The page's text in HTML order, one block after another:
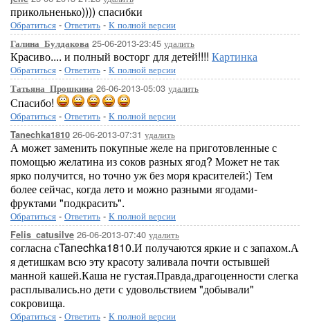
прикольненько)))) спасибки
Обратиться - Ответить - К полной версии
Галина_Булдакова 25-06-2013-23:45 удалить
Красиво.... и полный восторг для детей!!!! Картинка
Обратиться - Ответить - К полной версии
Татьяна_Прошкина 26-06-2013-05:03 удалить
Спасибо!
Обратиться - Ответить - К полной версии
Tanechka1810 26-06-2013-07:31 удалить
А может заменить покупные желе на приготовленные с
помощью желатина из соков разных ягод? Может не так
ярко получится, но точно уж без моря красителей:) Тем
более сейчас, когда лето и можно разными ягодами-
фруктами "подкрасить".
Обратиться - Ответить - К полной версии
Felis_catusilve 26-06-2013-07:40 удалить
согласна сTanechka1810.И получаются яркие и с запахом.А
я детишкам всю эту красоту заливала почти остывшей
манной кашей.Каша не густая.Правда,драгоценности слегка
расплывались.но дети с удовольствием "добывали"
сокровища.
Обратиться - Ответить - К полной версии